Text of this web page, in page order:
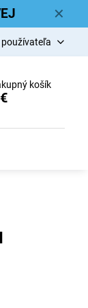
✕
používateľa
košík